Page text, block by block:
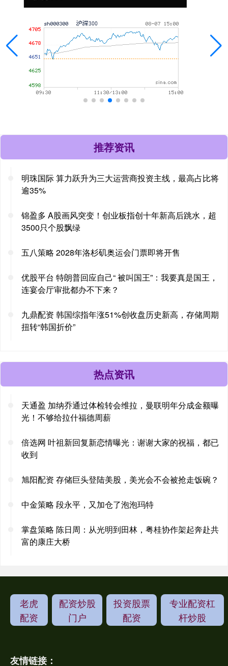
推荐资讯
明珠国际 算力跃升为三大运营商投资主线，最高占比将
逾35%
锦盈多 A股画风突变！创业板指创十年新高后跳水，超
3500只个股飘绿
五八策略 2028年洛杉矶奥运会门票即将开售
优股平台 特朗普回应自己“ 被叫国王”：我要真是国王，
连宴会厅审批都办不下来？
九鼎配资 韩国综指年涨51%创收盘历史新高，存储周期
扭转“韩国折价”
热点资讯
天通盈 加纳乔通过体检转会维拉，曼联明年分成金额曝
光！不够给拉什福德周薪
倍选网 叶祖新回复新恋情曝光：谢谢大家的祝福，都已
收到
旭阳配资 存储巨头登陆美股，美光会不会被抢走饭碗？
中金策略 段永平，又加仓了泡泡玛特
掌盘策略 陈日周：从光明到田林，粤桂协作架起奔赴共
富的康庄大桥
老虎
配资
配资炒股
门户
投资股票
配资
专业配资杠
杆炒股
友情链接：